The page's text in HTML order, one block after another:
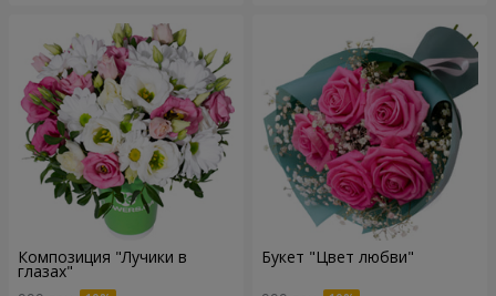
Композиция "Лучики в
глазах"
Букет "Цвет любви"